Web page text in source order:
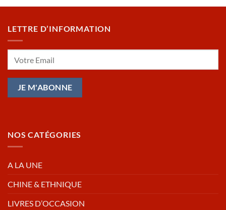
LETTRE D’INFORMATION
NOS CATÉGORIES
A LA UNE
CHINE & ETHNIQUE
LIVRES D’OCCASION